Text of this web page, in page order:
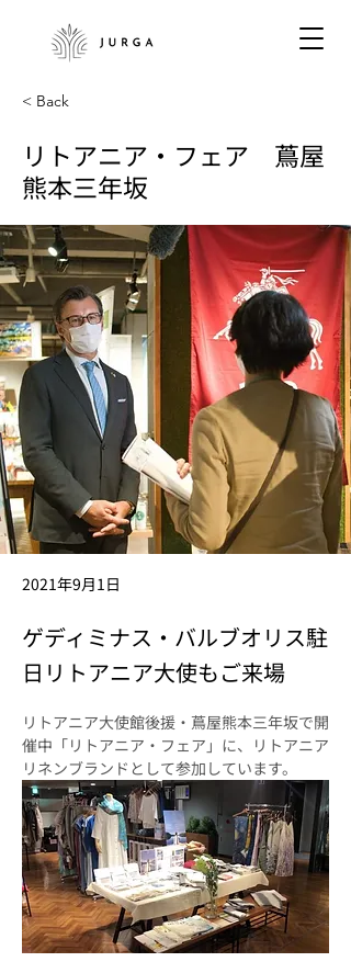
< Back
リトアニア・フェア 蔦屋
熊本三年坂
2021年9月1日
ゲディミナス・バルブオリス駐
日リトアニア大使もご来場
リトアニア大使館後援・蔦屋熊本三年坂で開
催中「リトアニア・フェア」に、リトアニア
リネンブランドとして参加しています。